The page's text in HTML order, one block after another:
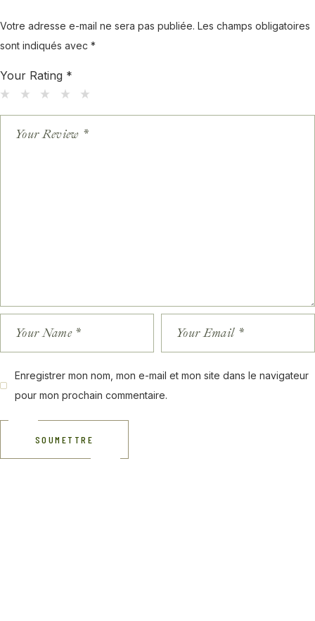
Votre adresse e-mail ne sera pas publiée. Les champs obligatoires
sont indiqués avec *
Your Rating *
Enregistrer mon nom, mon e-mail et mon site dans le navigateur
pour mon prochain commentaire.
SOUMETTRE